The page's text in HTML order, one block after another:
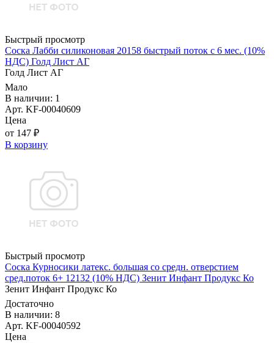
Быстрый просмотр
Соска Лабби силиконовая 20158 быстрый поток с 6 мес. (10%
НДС) Голд Лист АГ
Голд Лист АГ
Мало
В наличии: 1
Арт. KF-00040609
Цена
от 147 ₽
В корзину
Быстрый просмотр
Соска Курносики латекс. большая со средн. отверстием
сред.поток 6+ 12132 (10% НДС) Зенит Инфант Продукс Ко
Зенит Инфант Продукс Ко
Достаточно
В наличии: 8
Арт. KF-00040592
Цена